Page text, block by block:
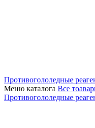
Противогололедные
Меню каталога Все
Противогололедные